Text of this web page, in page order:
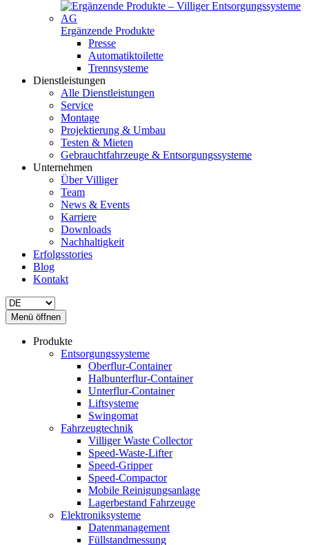
Ergänzende Produkte
Presse
Automatiktoilette
Trennsysteme
Dienstleistungen
Alle Dienstleistungen
Service
Montage
Projektierung & Umbau
Testen & Mieten
Gebrauchtfahrzeuge & Entsorgungs­systeme
Unternehmen
Über Villiger
Team
News & Events
Karriere
Downloads
Nachhaltigkeit
Erfolgsstories
Blog
Kontakt
Menü öffnen
Produkte
Entsorgungssysteme
Oberflur-Container
Halbunterflur-Container
Unterflur-Container
Liftsysteme
Swingomat
Fahrzeugtechnik
Villiger Waste Collector
Speed-Waste-Lifter
Speed-Gripper
Speed-Compactor
Mobile Reinigungsanlage
Lagerbestand Fahrzeuge
Elektroniksysteme
Datenmanagement
Füllstandmessung